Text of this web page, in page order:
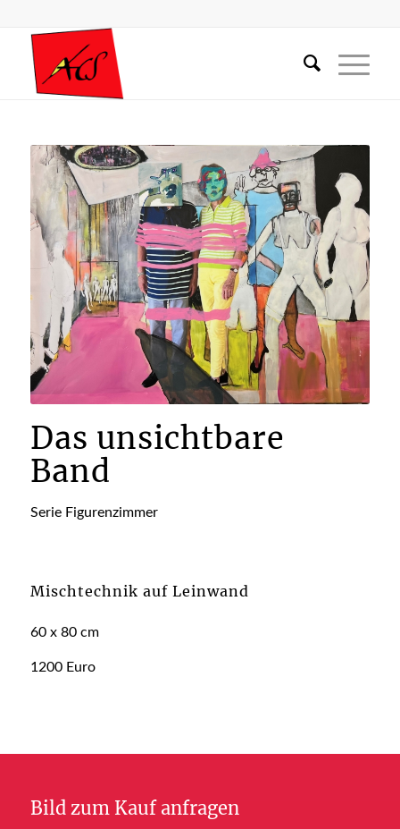
Das unsichtbare
Band
Serie Figurenzimmer
Mischtechnik auf Leinwand
60 x 80 cm
1200 Euro
Bild zum Kauf anfragen